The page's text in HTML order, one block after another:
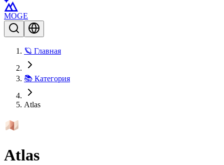
MOGE
🪐 Главная
📚 Категория
Atlas
Atlas